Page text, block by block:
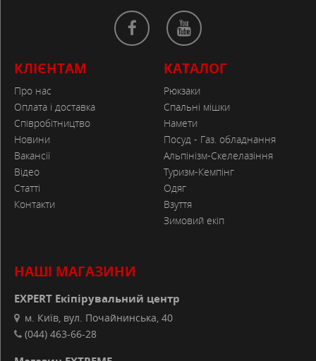
КЛІЄНТАМ
Про нас
Оплата і доставка
Співробітництво
Новини
Вакансії
Відео
Статті
Контакти
КАТАЛОГ
Рюкзаки
Спальні мішки
Намети
Посуд - Газ. обладнання
Альпінізм-Скелелазіння
Туризм-Кемпінг
Одяг
Взуття
Зимовий екіп
НАШІ МАГАЗИНИ
EXPERT Екіпірувальний центр
м. Київ, вул. Почайнинська, 40
(044) 463-66-28